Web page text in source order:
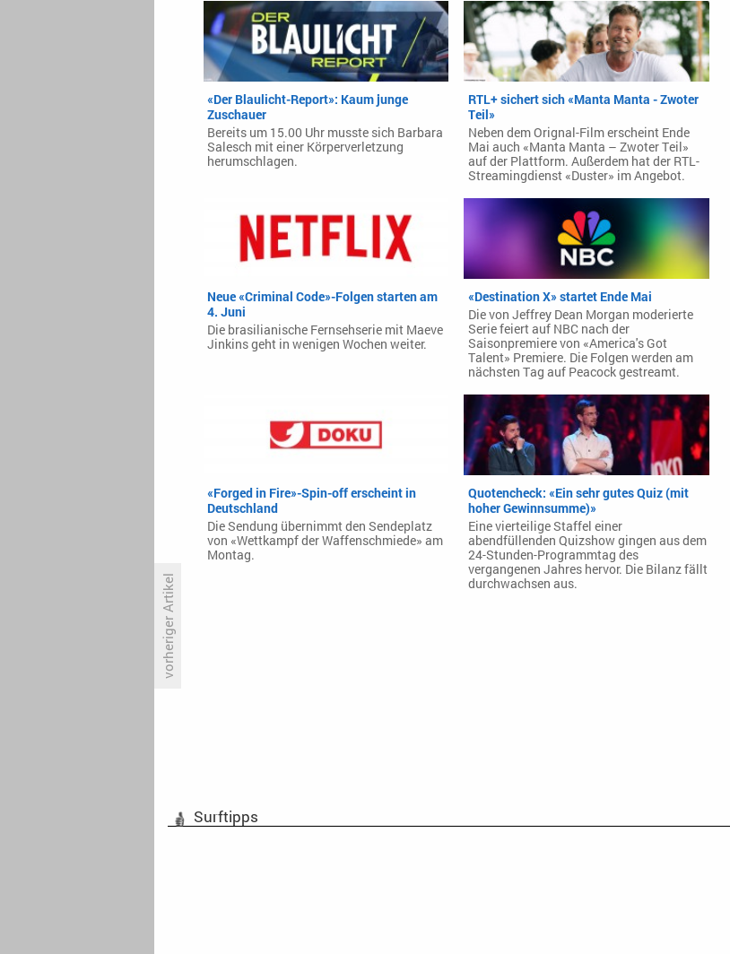
vorheriger Artikel
«Der Blaulicht-Report»: Kaum junge
Zuschauer
Bereits um 15.00 Uhr musste sich Barbara
Salesch mit einer Körperverletzung
herumschlagen.
RTL+ sichert sich «Manta Manta - Zwoter
Teil»
Neben dem Orignal-Film erscheint Ende
Mai auch «Manta Manta – Zwoter Teil»
auf der Plattform. Außerdem hat der RTL-
Streamingdienst «Duster» im Angebot.
Neue «Criminal Code»-Folgen starten am
4. Juni
Die brasilianische Fernsehserie mit Maeve
Jinkins geht in wenigen Wochen weiter.
«Destination X» startet Ende Mai
Die von Jeffrey Dean Morgan moderierte
Serie feiert auf NBC nach der
Saisonpremiere von «America's Got
Talent» Premiere. Die Folgen werden am
nächsten Tag auf Peacock gestreamt.
«Forged in Fire»-Spin-off erscheint in
Deutschland
Die Sendung übernimmt den Sendeplatz
von «Wettkampf der Waffenschmiede» am
Montag.
Quotencheck: «Ein sehr gutes Quiz (mit
hoher Gewinnsumme)»
Eine vierteilige Staffel einer
abendfüllenden Quizshow gingen aus dem
24-Stunden-Programmtag des
vergangenen Jahres hervor. Die Bilanz fällt
durchwachsen aus.
Surftipps